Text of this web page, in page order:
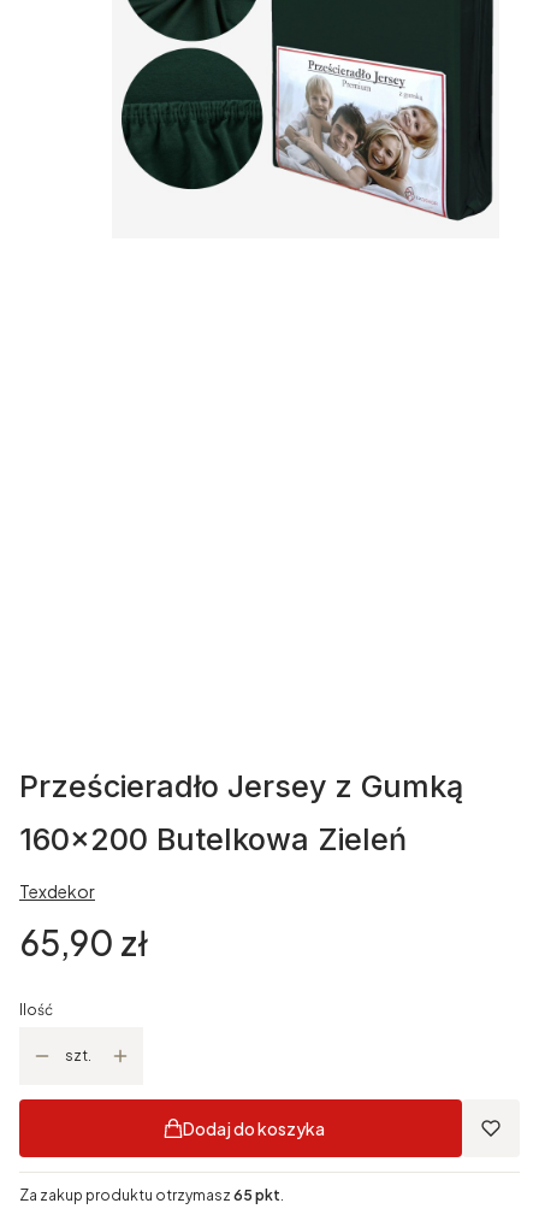
Prześcieradło Jersey z Gumką
160x200 Butelkowa Zieleń
Texdekor
Cena
65,90 zł
Ilość
szt.
Dodaj do koszyka
Za zakup produktu otrzymasz 65 pkt.